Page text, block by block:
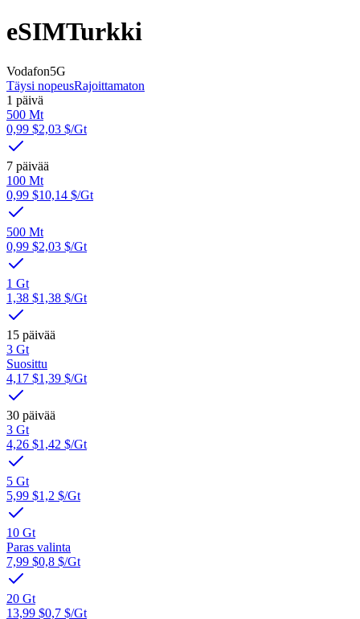
eSIMTurkki
Vodafon5G
Täysi nopeusRajoittamaton
1 päivä
500 Mt
0,99 $2,03 $/Gt
7 päivää
100 Mt
0,99 $10,14 $/Gt
500 Mt
0,99 $2,03 $/Gt
1 Gt
1,38 $1,38 $/Gt
15 päivää
3 Gt
Suosittu
4,17 $1,39 $/Gt
30 päivää
3 Gt
4,26 $1,42 $/Gt
5 Gt
5,99 $1,2 $/Gt
10 Gt
Paras valinta
7,99 $0,8 $/Gt
20 Gt
13,99 $0,7 $/Gt